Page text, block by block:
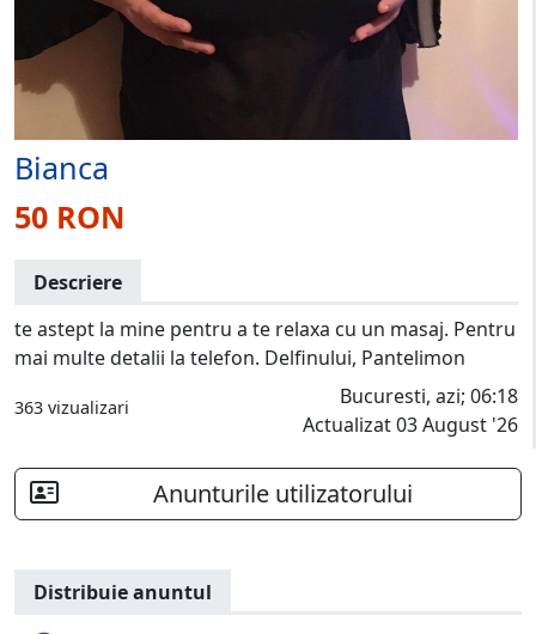
Bianca
50 RON
Descriere
te astept la mine pentru a te relaxa cu un masaj. Pentru
mai multe detalii la telefon. Delfinului, Pantelimon
363 vizualizari
Bucuresti, azi; 06:18
Actualizat 03 August '26
Anunturile utilizatorului
Distribuie anuntul